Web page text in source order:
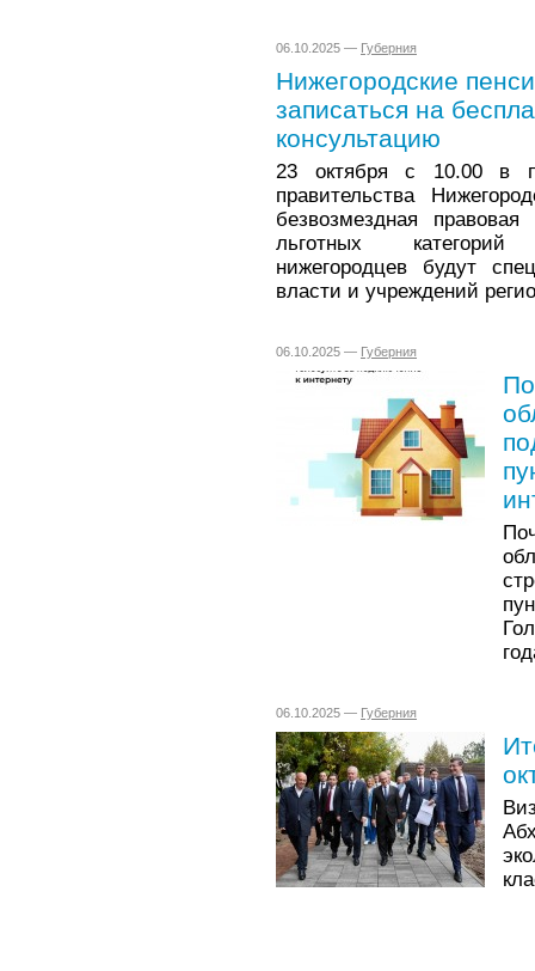
06.10.2025 — Губерния
Нижегородские
записаться на
консультацию
23 октября с 10.00 в
правительства
безвозмездная
льготных категорий
нижегородцев будут
власти и учреждений
06.10.2025 — Губерния
06.10.2025 — Губерния